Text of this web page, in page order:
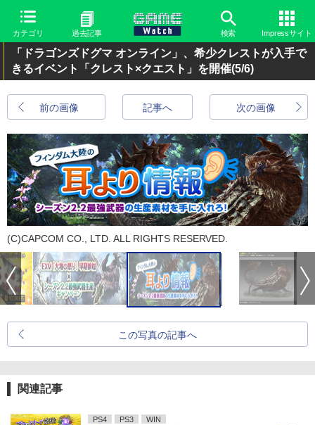
カテゴリ 過去記事 検索 Impressサイト
「ドラゴンズドグマ オンライン」、希少クレストが入手で
きるイベント「クレスト×クエスト」を開催(5/6)
前の画像 次の画像
記事へ
(C)CAPCOM CO., LTD. ALL RIGHTS RESERVED.
この写真の記事へ
関連記事
PS4 PS3 WIN